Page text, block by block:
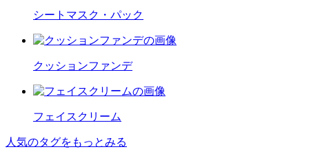
シートマスク・パック
クッションファンデ
フェイスクリーム
人気のタグをもっとみる